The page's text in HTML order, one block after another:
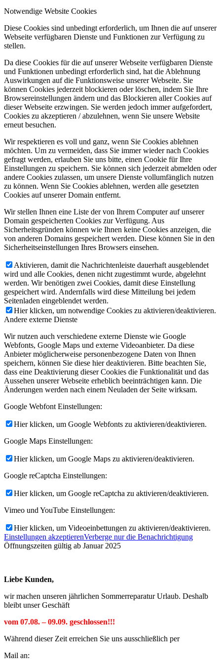
Notwendige Website Cookies
Diese Cookies sind unbedingt erforderlich, um Ihnen die auf unserer
Webseite verfügbaren Dienste und Funktionen zur Verfügung zu
stellen.
Da diese Cookies für die auf unserer Webseite verfügbaren Dienste
und Funktionen unbedingt erforderlich sind, hat die Ablehnung
Auswirkungen auf die Funktionsweise unserer Webseite. Sie
können Cookies jederzeit blockieren oder löschen, indem Sie Ihre
Browsereinstellungen ändern und das Blockieren aller Cookies auf
dieser Webseite erzwingen. Sie werden jedoch immer aufgefordert,
Cookies zu akzeptieren / abzulehnen, wenn Sie unsere Website
erneut besuchen.
Wir respektieren es voll und ganz, wenn Sie Cookies ablehnen
möchten. Um zu vermeiden, dass Sie immer wieder nach Cookies
gefragt werden, erlauben Sie uns bitte, einen Cookie für Ihre
Einstellungen zu speichern. Sie können sich jederzeit abmelden oder
andere Cookies zulassen, um unsere Dienste vollumfänglich nutzen
zu können. Wenn Sie Cookies ablehnen, werden alle gesetzten
Cookies auf unserer Domain entfernt.
Wir stellen Ihnen eine Liste der von Ihrem Computer auf unserer
Domain gespeicherten Cookies zur Verfügung. Aus
Sicherheitsgründen können wie Ihnen keine Cookies anzeigen, die
von anderen Domains gespeichert werden. Diese können Sie in den
Sicherheitseinstellungen Ihres Browsers einsehen.
Aktivieren, damit die Nachrichtenleiste dauerhaft ausgeblendet
wird und alle Cookies, denen nicht zugestimmt wurde, abgelehnt
werden. Wir benötigen zwei Cookies, damit diese Einstellung
gespeichert wird. Andernfalls wird diese Mitteilung bei jedem
Seitenladen eingeblendet werden.
Hier klicken, um notwendige Cookies zu aktivieren/deaktivieren.
Andere externe Dienste
Wir nutzen auch verschiedene externe Dienste wie Google
Webfonts, Google Maps und externe Videoanbieter. Da diese
Anbieter möglicherweise personenbezogene Daten von Ihnen
speichern, können Sie diese hier deaktivieren. Bitte beachten Sie,
dass eine Deaktivierung dieser Cookies die Funktionalität und das
Aussehen unserer Webseite erheblich beeinträchtigen kann. Die
Änderungen werden nach einem Neuladen der Seite wirksam.
Google Webfont Einstellungen:
Hier klicken, um Google Webfonts zu aktivieren/deaktivieren.
Google Maps Einstellungen:
Hier klicken, um Google Maps zu aktivieren/deaktivieren.
Google reCaptcha Einstellungen:
Hier klicken, um Google reCaptcha zu aktivieren/deaktivieren.
Vimeo und YouTube Einstellungen:
Hier klicken, um Videoeinbettungen zu aktivieren/deaktivieren.
Einstellungen akzeptierenVerberge nur die Benachrichtigung
Öffnungszeiten gültig ab Januar 2025
Liebe Kunden,
wir machen unseren jährlichen Sommerreparatur Urlaub. Deshalb
bleibt unser Geschäft
vom 07.08. – 09.09. geschlossen!!!
Während dieser Zeit erreichen Sie uns ausschließlich per
Mail an: